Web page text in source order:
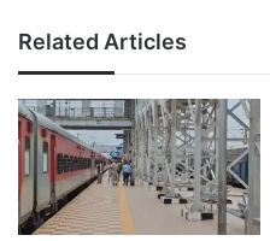
पहुंचा और घटना की
इसके बाद परिजन के साथ
खिलाफ शिकायत की।
राजेंद्र के खिलाफ धारा
Related Articles